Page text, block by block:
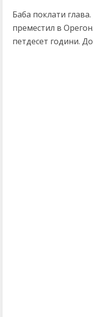
Баба поклати
преместил в
петдесет години.